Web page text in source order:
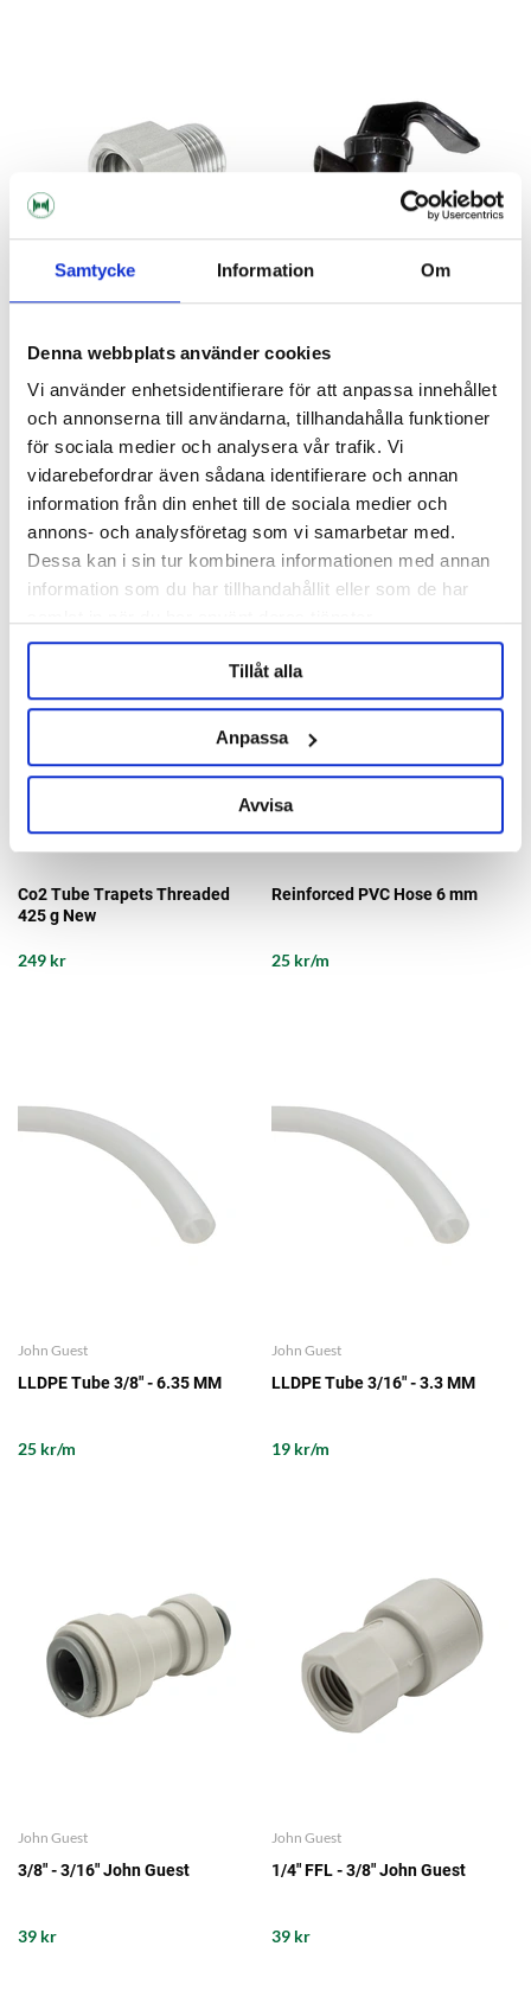
Samtycke Information Om
Denna webbplats använder cookies
Vi använder enhetsidentifierare för att anpassa innehållet
och annonserna till användarna, tillhandahålla funktioner
för sociala medier och analysera vår trafik. Vi
vidarebefordrar även sådana identifierare och annan
information från din enhet till de sociala medier och
annons- och analysföretag som vi samarbetar med.
Dessa kan i sin tur kombinera informationen med annan
information som du har tillhandahållit eller som de har
Tillåt alla
Anpassa
Avvisa
259 kr 69 kr
Co2 Tube Trapets Threaded
425 g New
249 kr
Reinforced PVC Hose 6 mm
25 kr/m
John Guest
LLDPE Tube 3/8" - 6.35 MM
25 kr/m
John Guest
LLDPE Tube 3/16" - 3.3 MM
19 kr/m
John Guest
3/8" - 3/16" John Guest
39 kr
John Guest
1/4" FFL - 3/8" John Guest
39 kr